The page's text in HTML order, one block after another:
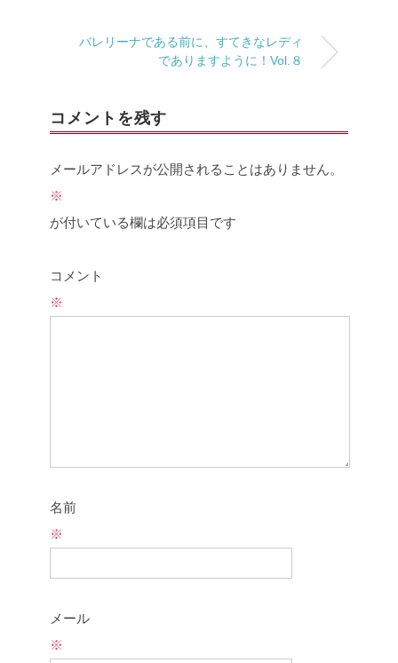
バレリーナである前に、すてきなレディ
でありますように！Vol.８
コメントを残す
メールアドレスが公開されることはありません。
※
が付いている欄は必須項目です
コメント
※
名前
※
メール
※